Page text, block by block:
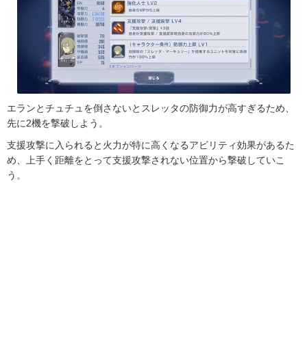
エランとチュチュを倒さないとスレッタの防御力が高すぎるため、
先に2機を撃破しよう。
支援攻撃に入られると火力が特に高くなるアビリティ効果があるた
め、上手く距離をとって支援攻撃されない位置から撃破していこ
う。